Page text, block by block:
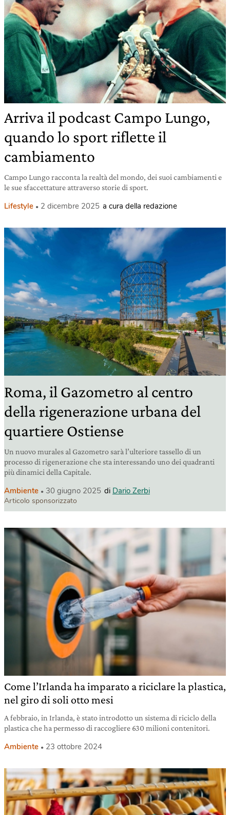
Arriva il podcast Campo Lungo,
quando lo sport riflette il
cambiamento
Campo Lungo racconta la realtà del mondo, dei suoi cambiamenti e
le sue sfaccettature attraverso storie di sport.
Lifestyle 2 dicembre 2025 a cura della redazione
Roma, il Gazometro al centro
della rigenerazione urbana del
quartiere Ostiense
Un nuovo murales al Gazometro sarà l’ulteriore tassello di un
processo di rigenerazione che sta interessando uno dei quadranti
più dinamici della Capitale.
Ambiente 30 giugno 2025 di Dario Zerbi
Articolo sponsorizzato
Come l’Irlanda ha imparato a riciclare la plastica,
nel giro di soli otto mesi
A febbraio, in Irlanda, è stato introdotto un sistema di riciclo della
plastica che ha permesso di raccogliere 630 milioni contenitori.
Ambiente 23 ottobre 2024